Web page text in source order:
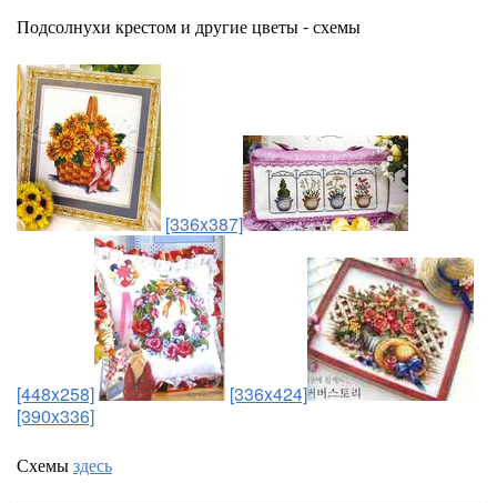
Подсолнухи крестом и другие цветы - схемы
[336x387]
[448x258]
[336x424]
[390x336]
Схемыздесь